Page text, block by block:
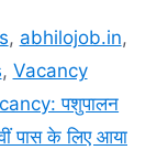
, abhilojob.in,
, Vacancy
पशुपालन
पास के लिए आया